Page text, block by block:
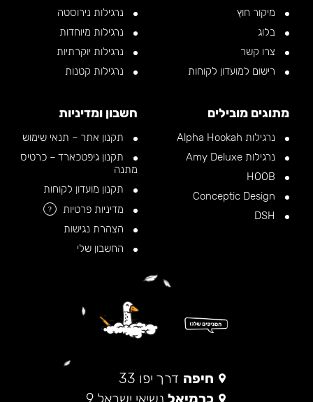
מיקור חוץ
בלוג
צרו קשר
רישום למועדון לקוחות
נרגילות נירוסטה
נרגילות מיוחדות
נרגילות יוקרתיות
נרגילות קטנות
מתוגים מובילים
נרגילות Alpha Hookah
נרגילות Amy Deluxe
חשבון ומדיניות
תקנון אתר – תנאי שימוש
תקנון גיפטכארד – כרטיס
מתנה
תקנון מועדון לקוחות
מדיניות פרטיות
?
הצהרת נגישות
החשבון שלי
חיפה דרך יפו 33
כרמיאל נשיאי ישראל 9